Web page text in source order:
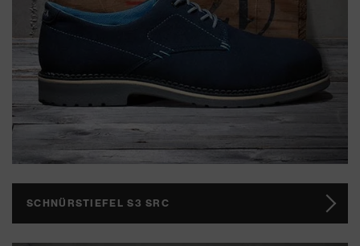
SCHNÜRSTIEFEL S3 SRC